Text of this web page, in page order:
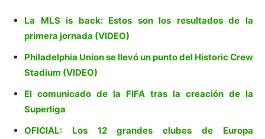
La MLS is back: Estos son los resultados de la
primera jornada (VIDEO)
Philadelphia Union se llevó un punto del Historic Crew
Stadium (VIDEO)
El comunicado de la FIFA tras la creación de la
Superliga
OFICIAL: Los 12 grandes clubes de Europa